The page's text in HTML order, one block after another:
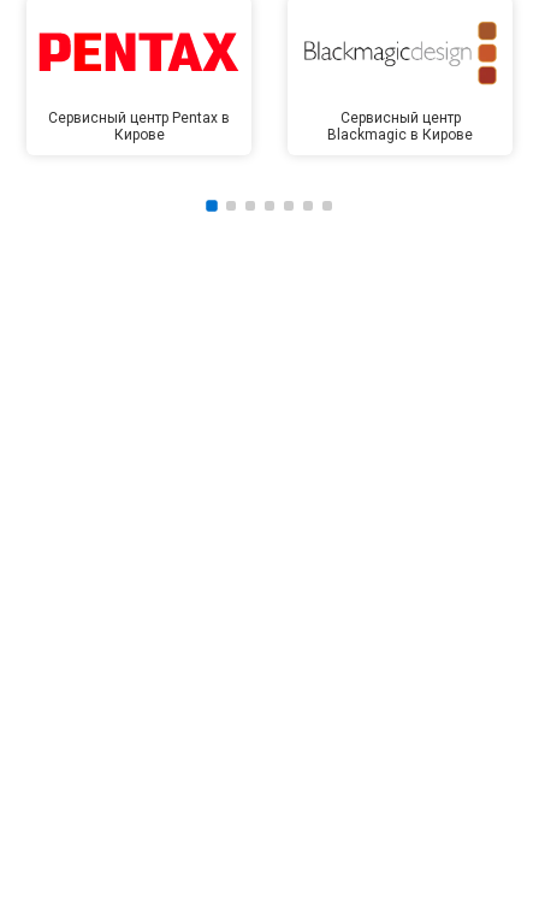
Сервисный центр Pentax в
Кирове
Сервисный центр
Blackmagic в Кирове